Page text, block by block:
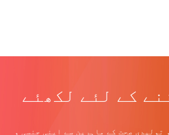
کے لئے لکھئے
تولیدی صحت کے ماہرین سے اپنی جِنسی و